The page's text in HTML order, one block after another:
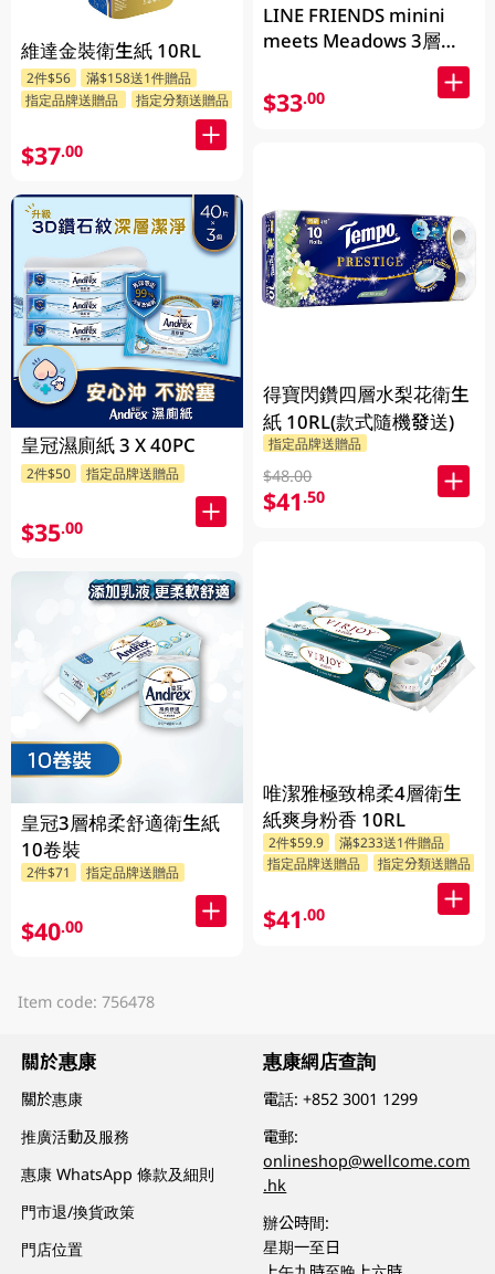
維達金裝衛生紙 10RL
2件$56
滿$158送1件贈品
指定品牌送贈品
指定分類送贈品
$37.00
皇冠濕廁紙 3 X 40PC
2件$50 指定品牌送贈品
$35.00
皇冠3層棉柔舒適衛生紙
10卷裝
2件$71 指定品牌送贈品
$40.00
LINE FRIENDS minini
meets Meadows 3層立
體印花衛生紙 170g x 10
卷 (包裝隨機發送)
$33.00
得寶閃鑽四層水梨花衛生
紙 10RL(款式隨機發送)
指定品牌送贈品
$48.00
$41.50
唯潔雅極致棉柔4層衛生
紙爽身粉香 10RL
2件$59.9
滿$233送1件贈品
指定品牌送贈品
指定分類送贈品
$41.00
Item code: 756478
關於惠康
關於惠康
推廣活動及服務
惠康 WhatsApp 條款及細則
門市退/換貨政策
門店位置
惠康網店查詢
電話:+852 3001 1299
電郵:
onlineshop@wellcome.com
.hk
辦公時間:
星期一至日